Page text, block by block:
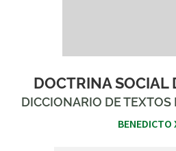
DOCTRINA SOCIAL
DICCIONARIO DE
BENEDICTO